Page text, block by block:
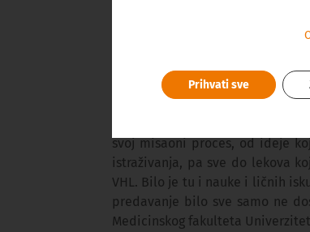
„Sviđa mi se što je dr Kejlin
Predstavio je sebe kao
svoj misaoni proces, od ideje
istraživanja, pa sve do lekova
VHL. Bilo je tu i nauke i ličnih
predavanje bilo sve samo ne
Medicinskog fakulteta
Prihvati sve